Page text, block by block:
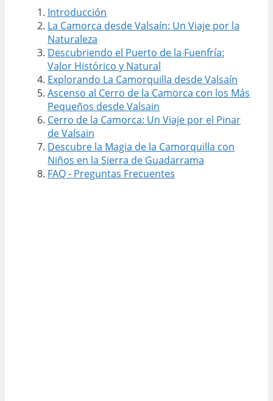
Introducción
La Camorca desde Valsaín: Un Viaje por la
Naturaleza
Descubriendo el Puerto de la Fuenfría:
Valor Histórico y Natural
Explorando La Camorquilla desde Valsaín
Ascenso al Cerro de la Camorca con los Más
Pequeños desde Valsain
Cerro de la Camorca: Un Viaje por el Pinar
de Valsain
Descubre la Magia de la Camorquilla con
Niños en la Sierra de Guadarrama
FAQ - Preguntas Frecuentes